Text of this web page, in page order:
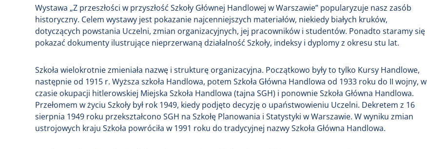
Wystawa „Z przeszłości w przyszłość Szkoły Głównej Handlowej w Warszawie” popularyzuje nasz zasób
historyczny. Celem wystawy jest pokazanie najcenniejszych materiałów, niekiedy białych kruków,
dotyczących powstania Uczelni, zmian organizacyjnych, jej pracowników i studentów. Ponadto staramy się
pokazać dokumenty ilustrujące nieprzerwaną działalność Szkoły, indeksy i dyplomy z okresu stu lat.
Szkoła wielokrotnie zmieniała nazwę i strukturę organizacyjna. Początkowo były to tylko Kursy Handlowe,
następnie od 1915 r. Wyższa szkoła Handlowa, potem Szkoła Główna Handlowa od 1933 roku do II wojny, w
czasie okupacji hitlerowskiej Miejska Szkoła Handlowa (tajna SGH) i ponownie Szkoła Główna Handlowa.
Przełomem w życiu Szkoły był rok 1949, kiedy podjęto decyzję o upaństwowieniu Uczelni. Dekretem z 16
sierpnia 1949 roku przekształcono SGH na Szkołę Planowania i Statystyki w Warszawie. W wyniku zmian
ustrojowych kraju Szkoła powróciła w 1991 roku do tradycyjnej nazwy Szkoła Główna Handlowa.